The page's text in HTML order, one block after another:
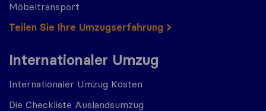
Möbeltransport
Teilen Sie Ihre Umzugserfahrung
Internationaler Umzug
Internationaler Umzug Kosten
Die Checkliste Auslandsumzug